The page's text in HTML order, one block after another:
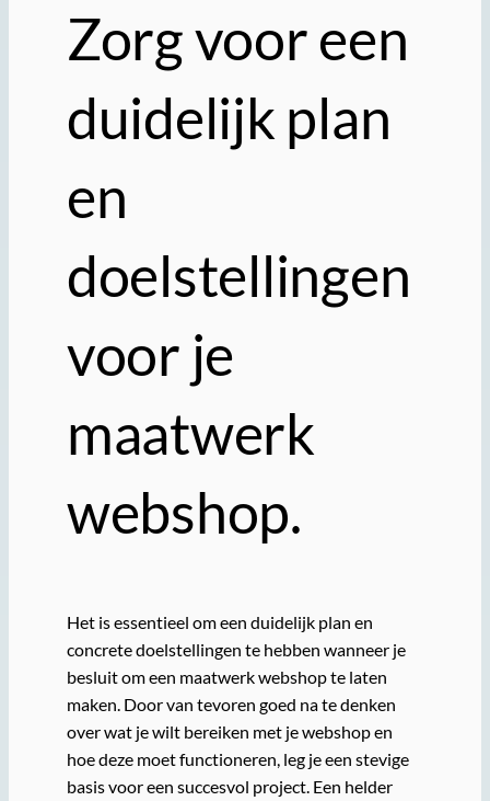
Zorg voor een
duidelijk plan
en
doelstellingen
voor je
maatwerk
webshop.
Het is essentieel om een duidelijk plan en
concrete doelstellingen te hebben wanneer je
besluit om een maatwerk webshop te laten
maken. Door van tevoren goed na te denken
over wat je wilt bereiken met je webshop en
hoe deze moet functioneren, leg je een stevige
basis voor een succesvol project. Een helder